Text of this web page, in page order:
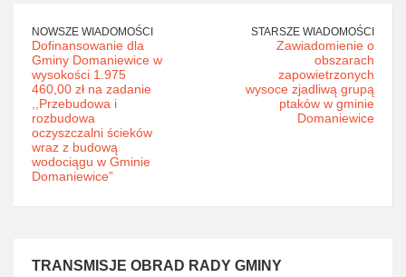
NOWSZE WIADOMOŚCI
Dofinansowanie dla
Gminy Domaniewice w
wysokości 1.975
460,00 zł na zadanie
,,Przebudowa i
rozbudowa
oczyszczalni ścieków
wraz z budową
wodociągu w Gminie
Domaniewice”
STARSZE WIADOMOŚCI
Zawiadomienie o
obszarach
zapowietrzonych
wysoce zjadliwą grupą
ptaków w gminie
Domaniewice
TRANSMISJE OBRAD RADY GMINY